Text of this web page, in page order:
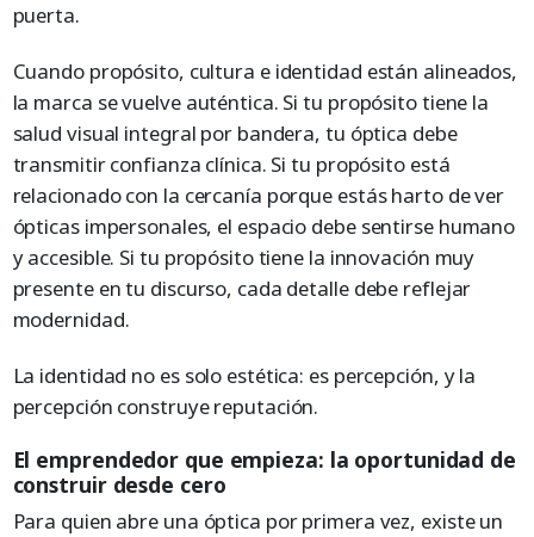
puerta.
Cuando propósito, cultura e identidad están alineados,
la marca se vuelve auténtica. Si tu propósito tiene la
salud visual integral por bandera, tu óptica debe
transmitir confianza clínica. Si tu propósito está
relacionado con la cercanía porque estás harto de ver
ópticas impersonales, el espacio debe sentirse humano
y accesible. Si tu propósito tiene la innovación muy
presente en tu discurso, cada detalle debe reflejar
modernidad.
La identidad no es solo estética: es percepción, y la
percepción construye reputación.
El emprendedor que empieza: la oportunidad de
construir desde cero
Para quien abre una óptica por primera vez, existe un